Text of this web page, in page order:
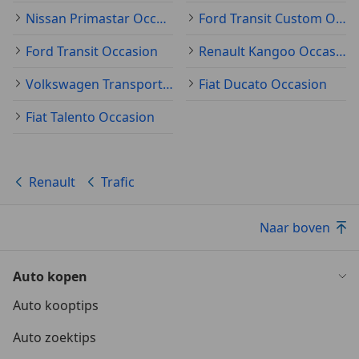
Nissan Primastar Occasion
Ford Transit Custom Occasion
Ford Transit Occasion
Renault Kangoo Occasion
Volkswagen Transporter Occasion
Fiat Ducato Occasion
Fiat Talento Occasion
Renault Trafic
Naar boven
Auto kopen
Auto kooptips
Auto zoektips